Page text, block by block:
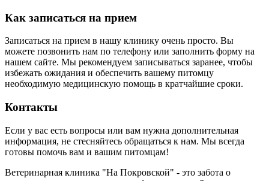
Как записаться на прием
Записаться на прием в нашу клинику очень просто. Вы
можете позвонить нам по телефону или заполнить форму на
нашем сайте. Мы рекомендуем записываться заранее, чтобы
избежать ожидания и обеспечить вашему питомцу
необходимую медицинскую помощь в кратчайшие сроки.
Контакты
Если у вас есть вопросы или вам нужна дополнительная
информация, не стесняйтесь обращаться к нам. Мы всегда
готовы помочь вам и вашим питомцам!
Ветеринарная клиника "На Покровской" - это забота о